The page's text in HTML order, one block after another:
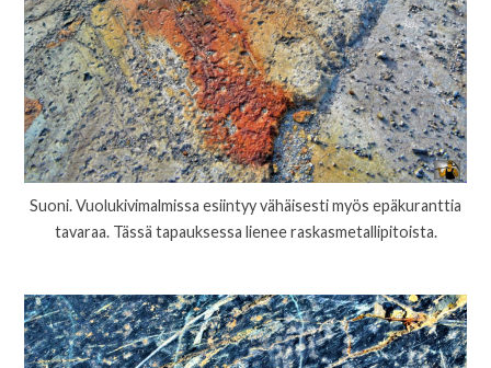
Suoni. Vuolukivimalmissa esiintyy vähäisesti myös epäkuranttia
tavaraa. Tässä tapauksessa lienee raskasmetallipitoista.